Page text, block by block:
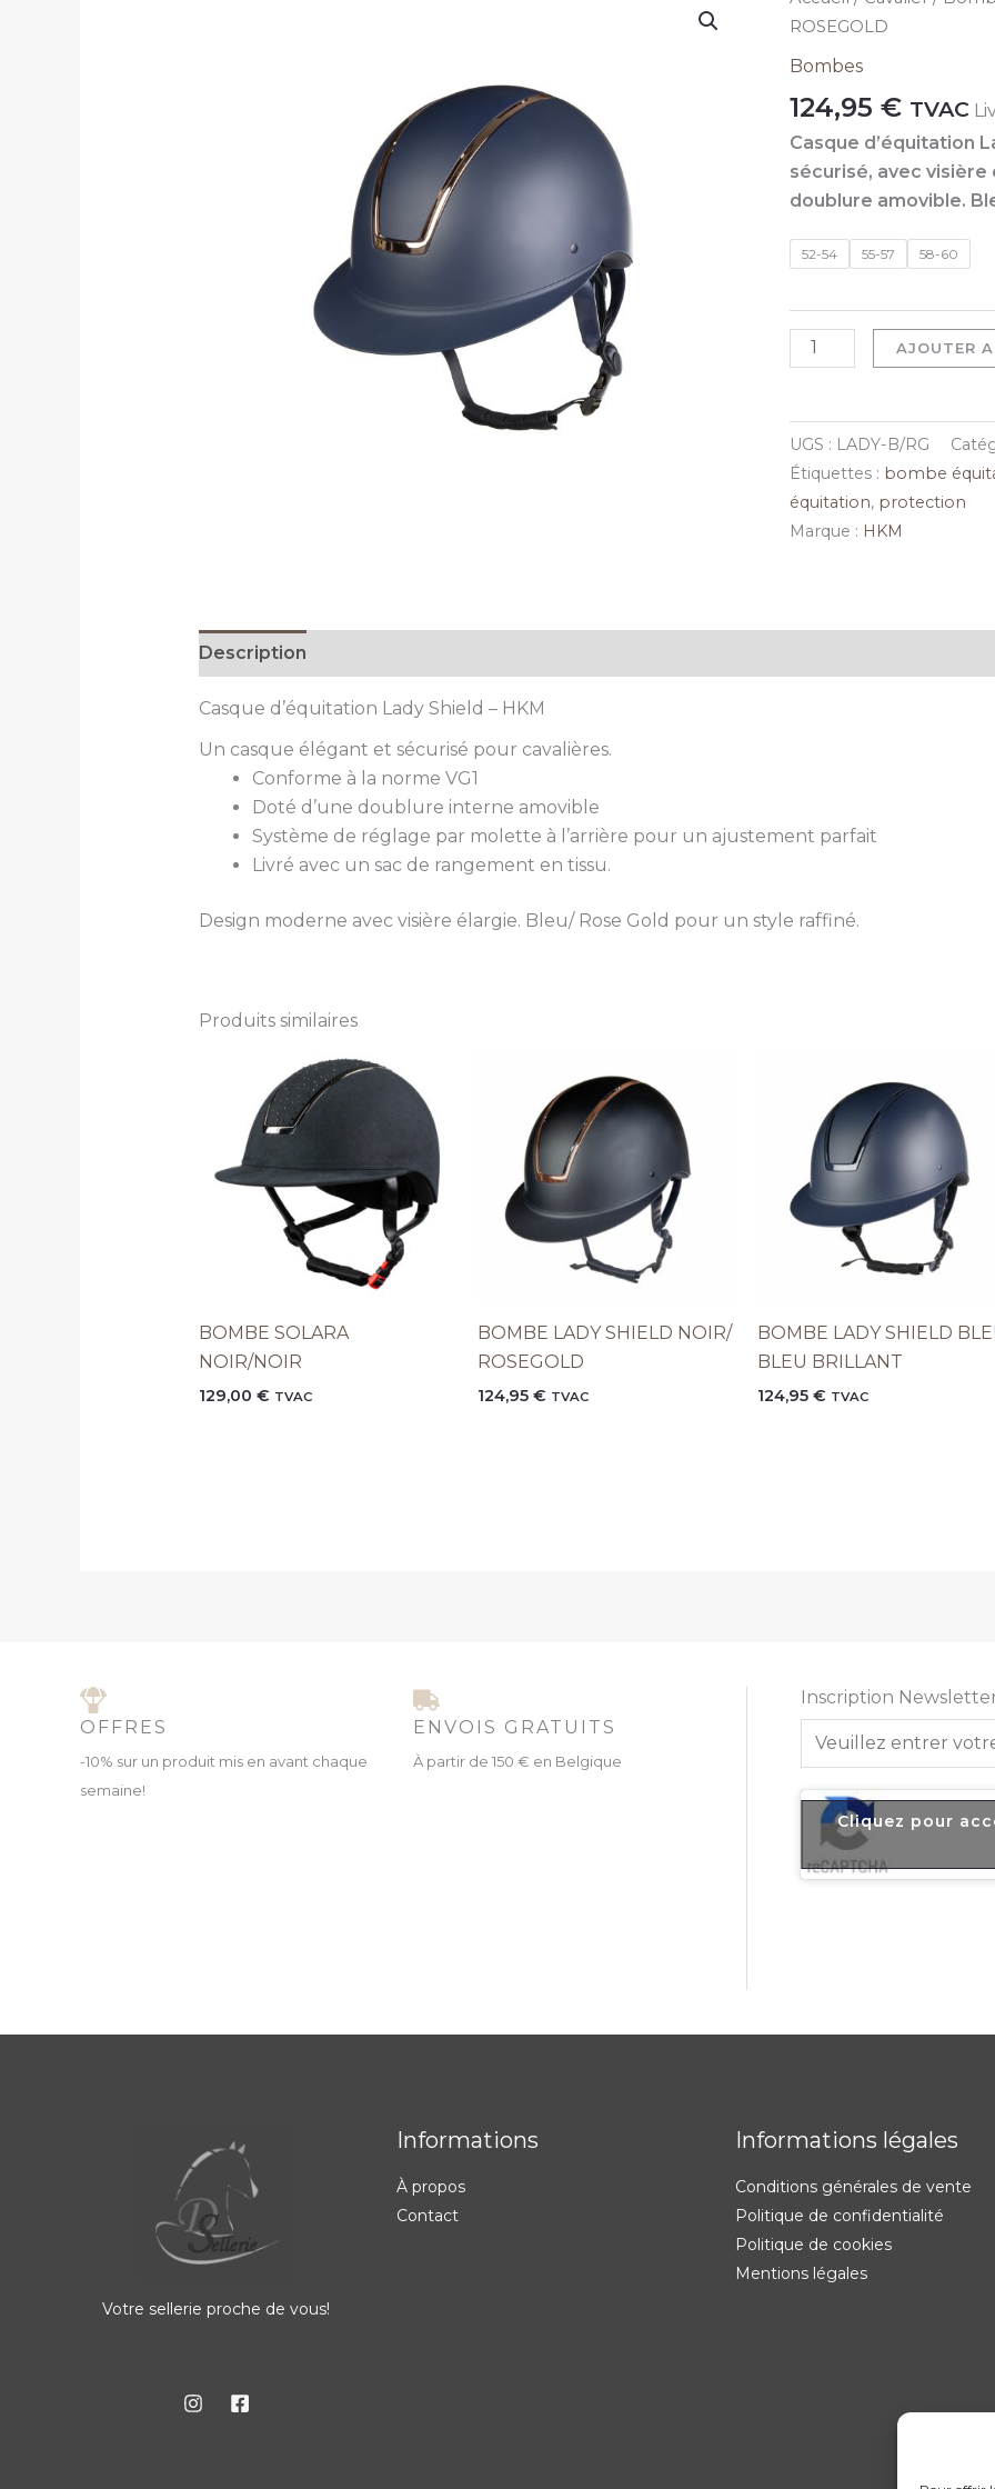
ROSEGOLD
Bombes
124,95€ TVAC
Casque d’équitation
sécurisé, avec
doublure amovible.
52-54 55-57 58-60
de
BOMBE
SHIELD
BLEU/
ROSEGOLD
AJOUTER
UGS : LADY-B/RG
Étiquettes : bombe
équitation, protection
Marque : HKM
Description
Casque d’équitation Lady Shield – HKM
Un casque élégant et sécurisé pour cavalières.
Conforme à la norme VG1
Doté d’une doublure interne amovible
Système de réglage par molette à l’arrière pour un ajustement parfait
Livré avec un sac de rangement en tissu.
Design moderne avec visière élargie. Bleu/ Rose Gold pour un style raffiné.
Produits similaires
BOMBE SOLARA
NOIR/NOIR
129,00 € TVAC
BOMBE LADY SHIELD NOIR/
ROSEGOLD
124,95€ TVAC
BOMBE LADY SHIELD
BLEU BRILLANT
124,95 € TVAC
OFFRES
-10% sur un produit mis en avant chaque
semaine!
ENVOIS GRATUITS
À partir de 150 € en Belgique
Inscription
a
*
Cliquez pour
Votre sellerie proche de vous!
Informations
À propos
Contact
Informations légales
Conditions générales de vente
Politique de confidentialité
Politique de cookies
Mentions légales